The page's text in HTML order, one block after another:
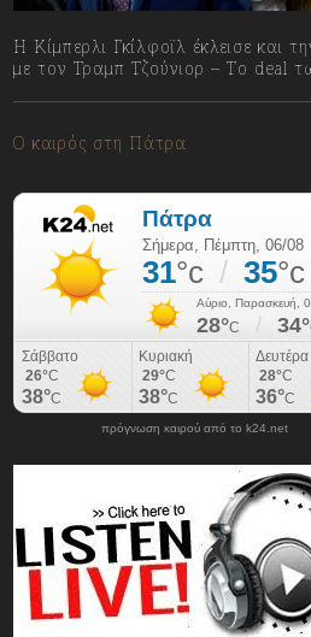
Η Κίμπερλι Γκίλφοϊλ έκλεισε και
με τον Τραμπ Τζούνιορ – Το deal
Ο καιρός στη Πάτρα
πρόγνωση καιρού από το k24.net